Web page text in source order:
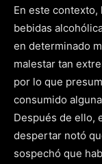
En este
bebidas
en determinado
malestar tan
por lo que
consumido
Después de ello,
despertar notó
sospechó que